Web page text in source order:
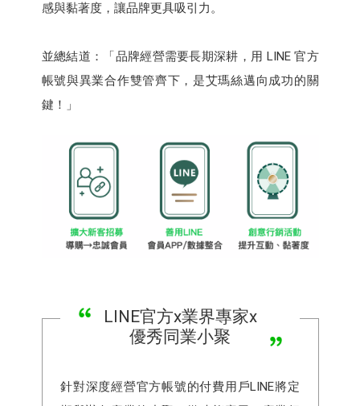
感與黏著度，讓品牌更具吸引力。
並總結道：「品牌經營需要長期深耕，用 LINE 官方
帳號與異業合作雙管齊下，是艾瑪絲邁向成功的關
鍵！」
LINE官方x業界專家x
優秀同業小聚
針對深度經營官方帳號的付費用戶LINE將定